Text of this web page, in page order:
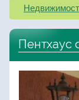
Пентхаус